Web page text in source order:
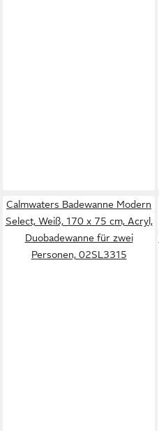
Calmwaters Badewanne Modern
Select, Weiß, 170 x 75 cm, Acryl,
Duobadewanne für zwei
Personen, 02SL3315